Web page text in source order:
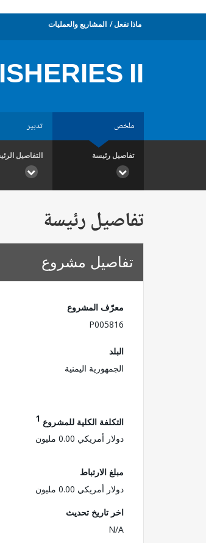
ماذا نفعل المشاريع والعمليات
II
ملخص تدبير
تفاصيل رئيسة التفاصيل
تفاصيل رئيسة
تفاصيل مشروع
معرّف المشروع
P005816
البلد
الجمهورية اليمنية
التكلفة الكلية للمشروع 1
دولار أمريكي 0.00 مليون
مبلغ الارتباط
دولار أمريكي 0.00 مليون
اخر تاريخ تحديث
N/A